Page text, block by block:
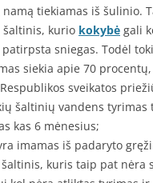
namą tiekiamas iš šulinio.
šaltinis, kurio kokybė gali
sniegas. Todėl
siekia apie 70
sveikatos
šaltinių vandens
kas 6 mėnesius;
imamas iš padaryto
kuris taip pat nėra